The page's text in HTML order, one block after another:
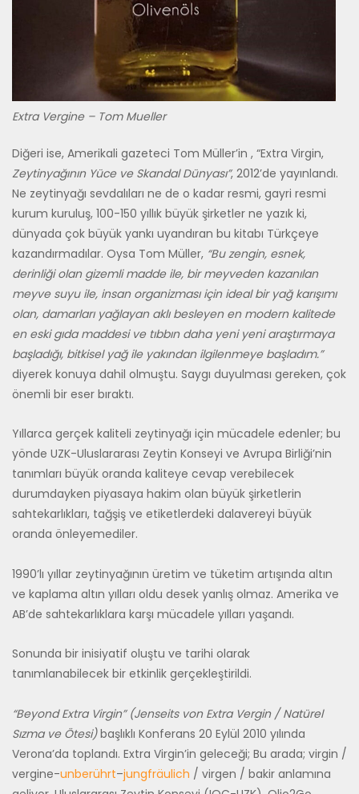
Extra Vergine – Tom Mueller
Diğeri ise, Amerikali gazeteci Tom Müller’in , “Extra Virgin,
Zeytinyağının Yüce ve Skandal Dünyası”, 2012’de yayınlandı.
Ne zeytinyağı sevdalıları ne de o kadar resmi, gayri resmi
kurum kuruluş, 100-150 yıllık büyük şirketler ne yazık ki,
dünyada çok büyük yankı uyandıran bu kitabı Türkçeye
kazandırmadılar. Oysa Tom Müller, “Bu zengin, esnek,
derinliği olan gizemli madde ile, bir meyveden kazanılan
meyve suyu ile, insan organizması için ideal bir yağ karışımı
olan, damarları yağlayan aklı besleyen en modern kalitede
en eski gıda maddesi ve tıbbın daha yeni yeni araştırmaya
başladığı, bitkisel yağ ile yakından ilgilenmeye başladım.”
diyerek konuya dahil olmuştu. Saygı duyulması gereken, çok
önemli bir eser bıraktı.
Yıllarca gerçek kaliteli zeytinyağı için mücadele edenler; bu
yönde UZK-Uluslararası Zeytin Konseyi ve Avrupa Birliği’nin
tanımları büyük oranda kaliteye cevap verebilecek
durumdayken piyasaya hakim olan büyük şirketlerin
sahtekarlıkları, tağşiş ve etiketlerdeki dalavereyi büyük
oranda önleyemediler.
1990’lı yıllar zeytinyağının üretim ve tüketim artışında altın
ve kaplama altın yılları oldu desek yanlış olmaz. Amerika ve
AB’de sahtekarlıklara karşı mücadele yılları yaşandı.
Sonunda bir inisiyatif oluştu ve tarihi olarak
tanımlanabilecek bir etkinlik gerçekleştirildi.
“Beyond Extra Virgin” (Jenseits von Extra Vergin / Natürel
Sızma ve Ötesi)başlıklı Konferans 20 Eylül 2010 yılında
Verona’da toplandı. Extra Virgin’in geleceği; Bu arada; virgin /
vergine-unberührt–jungfräulich / virgen / bakir anlamına